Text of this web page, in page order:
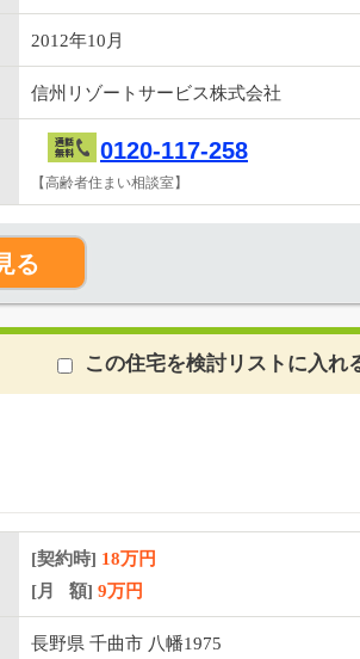
2012年10月
信州リゾートサービス株式会社
0120-117-258
【高齢者住まい相談室】
る
この住宅を検討リストに入れ
[契約時] 18万円
[月 額] 9万円
長野県 千曲市 八幡1975